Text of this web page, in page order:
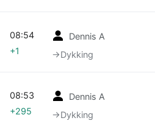
Dennis A
→‎Dykking
08:54
+1
Dennis A
→‎Dykking
08:53
+295